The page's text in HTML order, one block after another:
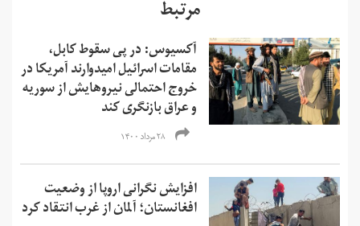
مرتبط
آکسیوس: در پی سقوط کابل،
مقامات اسرائیل امیدوارند آمریکا در
خروج احتمالی نیروهایش از سوریه
و عراق بازنگری کند
۲۸ مرداد ۱۴۰۰
افزایش نگرانی‌ اروپا از وضعیت
افغانستان؛ آلمان از غرب انتقاد کرد